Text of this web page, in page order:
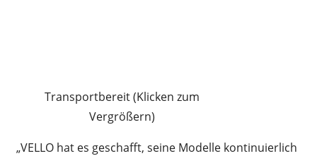
Transportbereit (Klicken zum
Vergrößern)
„VELLO hat es geschafft, seine Modelle kontinuierlich